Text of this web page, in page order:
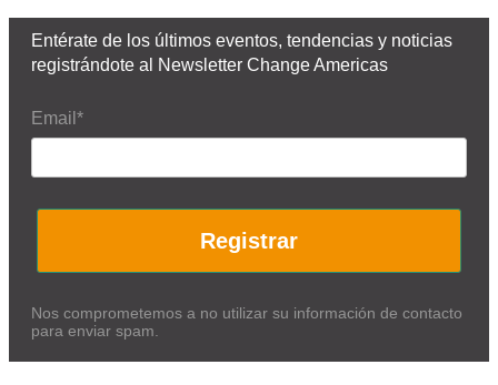
Entérate de los últimos eventos, tendencias y noticias
registrándote al Newsletter Change Americas
Email*
Registrar
Nos comprometemos a no utilizar su información de contacto
para enviar spam.